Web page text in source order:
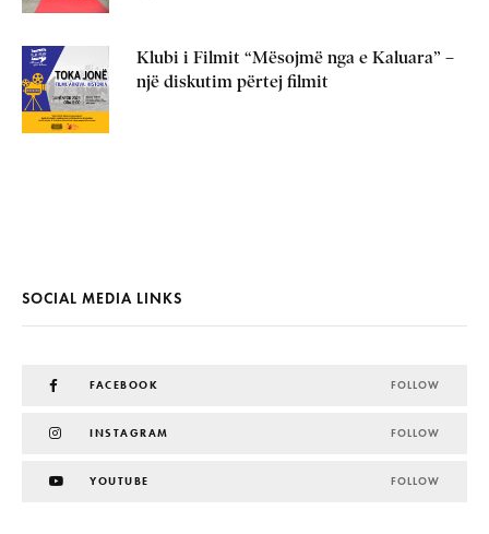
Klubi i Filmit “Mësojmë nga e Kaluara” –
një diskutim përtej filmit
SOCIAL MEDIA LINKS
FACEBOOK FOLLOW
INSTAGRAM FOLLOW
YOUTUBE FOLLOW